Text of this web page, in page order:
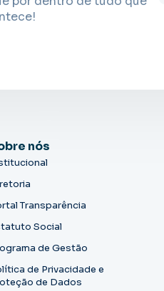
nós
Transparência
Social
de Gestão
de Privacidade e
de Dados